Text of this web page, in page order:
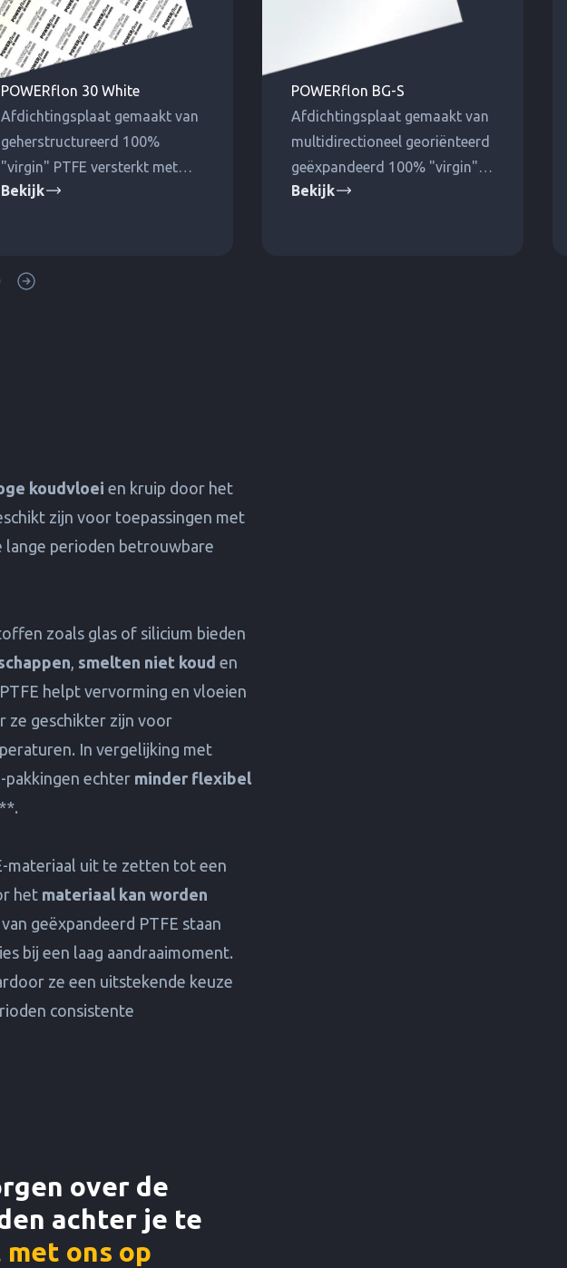
POWERflon 30 White
Afdichtingsplaat gemaakt van
geherstructureerd 100%
"virgin" PTFE versterkt met
geselecteerde inerte vulstoffen
Bekijk
POWERflon BG-S
Afdichtingsplaat gemaakt van
multidirectioneel georiënteerd
geëxpandeerd 100% "virgin"
PTFE. Alleen de dikte verandert
Bekijk
koudvloei en kruip door het
zijn voor toepassingen met
lange perioden betrouwbare
zoals glas of silicium bieden
, smelten niet koud en
helpt vervorming en vloeien
ze geschikter zijn voor
In vergelijking met
pakkingen echter minder flexibel
materiaal uit te zetten tot een
het materiaal kan worden
geëxpandeerd PTFE staan
bij een laag aandraaimoment.
ze een uitstekende keuze
consistente
over de
achter je te
ons op